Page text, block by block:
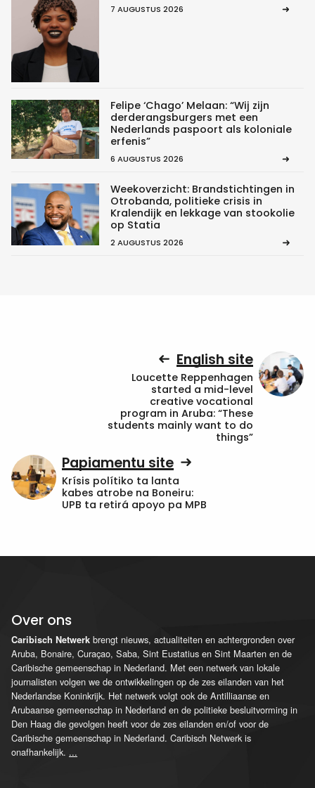
7 AUGUSTUS 2026
Felipe ‘Chago’ Melaan: “Wij zijn
derderangsburgers met een
Nederlands paspoort als koloniale
erfenis”
6 AUGUSTUS 2026
Weekoverzicht: Brandstichtingen in
Otrobanda, politieke crisis in
Kralendijk en lekkage van stookolie
op Statia
2 AUGUSTUS 2026
English site
Loucette Reppenhagen
started a mid-level
creative vocational
program in Aruba: “These
students mainly want to do
things”
Papiamentu site
Krísis polítiko ta lanta
kabes atrobe na Boneiru:
UPB ta retirá apoyo pa MPB
Over ons
Caribisch Netwerk brengt nieuws, actualiteiten en achtergronden over
Aruba, Bonaire, Curaçao, Saba, Sint Eustatius en Sint Maarten en de
Caribische gemeenschap in Nederland. Met een netwerk van lokale
journalisten volgen we de ontwikkelingen op de zes eilanden van het
Nederlandse Koninkrijk. Het netwerk volgt ook de Antilliaanse en
Arubaanse gemeenschap in Nederland en de politieke besluitvorming in
Den Haag die gevolgen heeft voor de zes eilanden en/of voor de
Caribische gemeenschap in Nederland. Caribisch Netwerk is
onafhankelijk. ...